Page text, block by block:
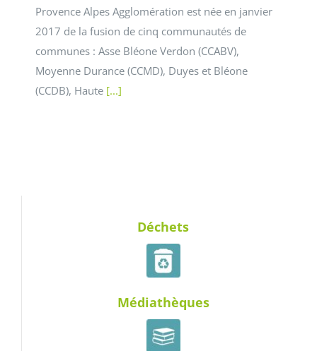
Provence Alpes Agglomération est née en janvier
2017 de la fusion de cinq communautés de
communes : Asse Bléone Verdon (CCABV),
Moyenne Durance (CCMD), Duyes et Bléone
(CCDB), Haute [...]
Déchets
Médiathèques